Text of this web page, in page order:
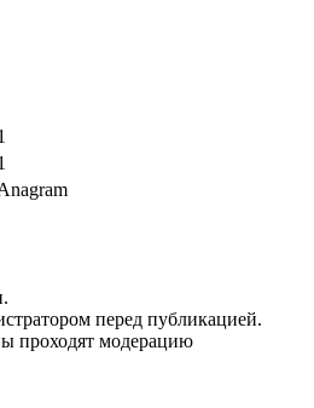
перед публикацией.
проходят модерацию